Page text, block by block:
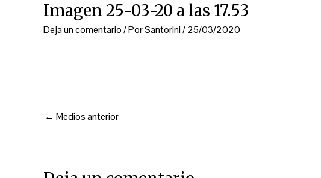
Imagen 25-03-20 a las 17.53
Deja un comentario/ PorSantorini/25/03/2020
← Medios anterior